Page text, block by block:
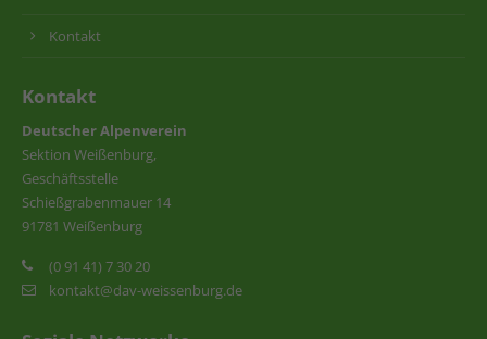
Kontakt
Kontakt
Deutscher Alpenverein
Sektion Weißenburg,
Geschäftsstelle
Schießgrabenmauer 14
91781 Weißenburg
(0 91 41) 7 30 20
kontakt@dav-weissenburg.de